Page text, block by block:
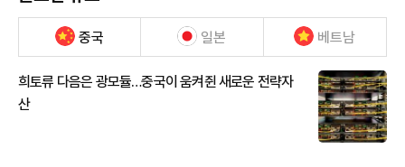
중국 일본 베트남
희토류 다음은 광모듈…중국이 움켜쥔 새로운 전략자
산